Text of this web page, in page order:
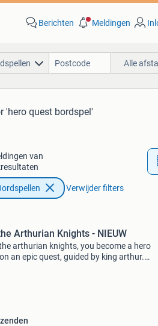
Berichten Meldingen
Alle
'hero quest bordspel'
van
Verwijder filters
Arthurian Knights - NIEUW
arthurian knights, you become a hero
an epic quest, guided by king arthur.